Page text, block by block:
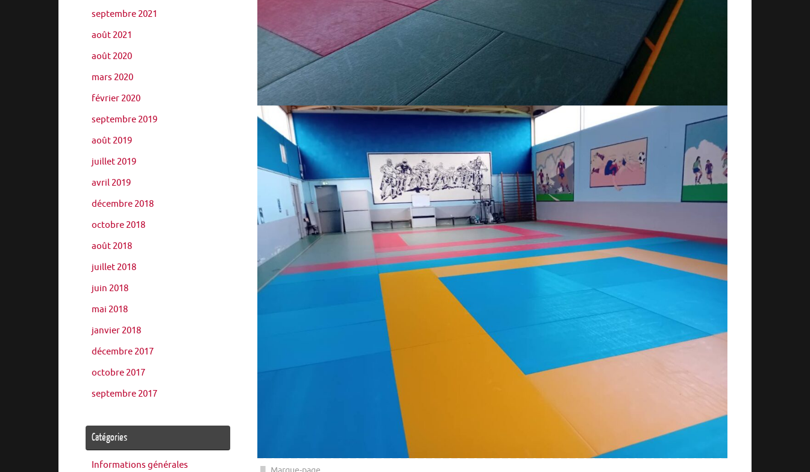
septembre 2021
août 2021
août 2020
mars 2020
février 2020
septembre 2019
août 2019
juillet 2019
avril 2019
décembre 2018
octobre 2018
août 2018
juillet 2018
juin 2018
mai 2018
janvier 2018
décembre 2017
octobre 2017
septembre 2017
Catégories
Informations générales